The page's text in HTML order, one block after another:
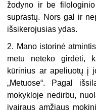
žodyno ir be
suprastų. Nors gal ir
išsikerojusias ydas.
2. Mano istorinė
metu neteko girdėti,
kūrinius ar apeliuotų į
„Metuose“. Pagal
mokykloje nedirbu,
įvairaus amžiaus